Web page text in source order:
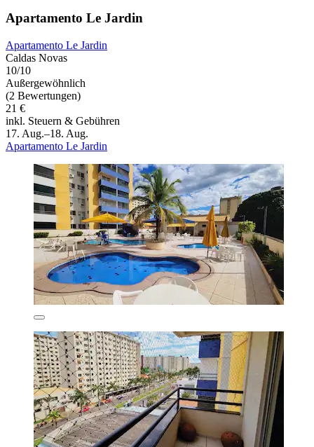
Apartamento Le Jardin
Apartamento Le Jardin
Caldas Novas
10/10
Außergewöhnlich
(2 Bewertungen)
21 €
inkl. Steuern & Gebühren
17. Aug.–18. Aug.
Apartamento Le Jardin